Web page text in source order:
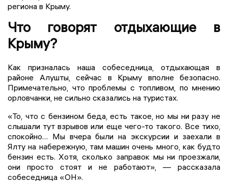
региона в Крыму.
Что говорят отдыхающие в
Крыму?
Как призналась наша собеседница, отдыхающая в
районе Алушты, сейчас в Крыму вполне безопасно.
Примечательно, что проблемы с топливом, по мнению
орловчанки, не сильно сказались на туристах.
«То, что с бензином беда, есть такое, но мы ни разу не
слышали тут взрывов или еще чего-то такого. Все тихо,
спокойно… Мы вчера были на экскурсии и заехали в
Ялту на набережную, там машин очень много, как будто
бензин есть. Хотя, сколько заправок мы ни проезжали,
они просто стоят и не работают», — рассказала
собеседница «ОН».